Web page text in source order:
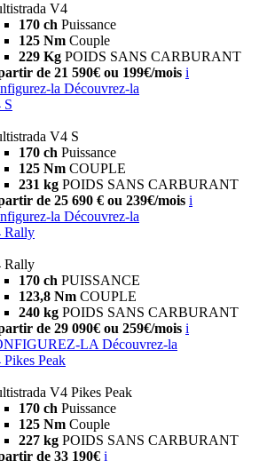
V4
170 ch Puissance
125 Nm Couple
229 Kg POIDS SANS CARBURANT
de 21 590€ ou 199€/mois i
la Découvrez-la
S
V4 S
170 ch Puissance
125 Nm COUPLE
231 kg POIDS SANS CARBURANT
de 25 690 € ou 239€/mois i
la Découvrez-la
Rally
Rally
170 ch PUISSANCE
123,8 Nm COUPLE
240 kg POIDS SANS CARBURANT
de 29 090€ ou 259€/mois i
LA Découvrez-la
Peak
V4 Pikes Peak
170 ch Puissance
125 Nm Couple
227 kg POIDS SANS CARBURANT
de 33 190€ i